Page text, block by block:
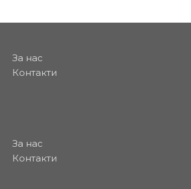
За нас
Контакти
За нас
Контакти